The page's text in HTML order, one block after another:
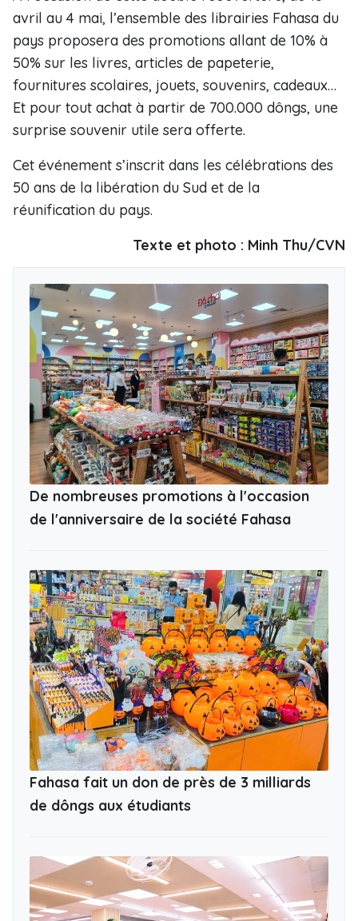
avril au 4 mai, l’ensemble des librairies Fahasa du
pays proposera des promotions allant de 10% à
50% sur les livres, articles de papeterie,
fournitures scolaires, jouets, souvenirs, cadeaux…
Et pour tout achat à partir de 700.000 dôngs, une
surprise souvenir utile sera offerte.
Cet événement s’inscrit dans les célébrations des
50 ans de la libération du Sud et de la
réunification du pays.
Texte et photo : Minh Thu/CVN
De nombreuses promotions à l'occasion
de l'anniversaire de la société Fahasa
Fahasa fait un don de près de 3 milliards
de dôngs aux étudiants